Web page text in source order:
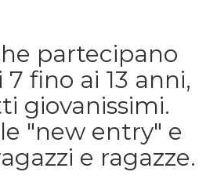
partecipano
fino ai 13 anni,
giovanissimi.
"new entry" e
e ragazze.